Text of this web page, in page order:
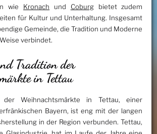
wie Kronach und Coburgbietet zudem
für Kultur und Unterhaltung. Insgesamt
Gemeinde, die Tradition und Moderne
verbindet.
Tradition der
in Tettau
der Weihnachtsmärkte in Tettau, einer
Bayern, ist eng mit der langen
in der Region verbunden. Tettau,